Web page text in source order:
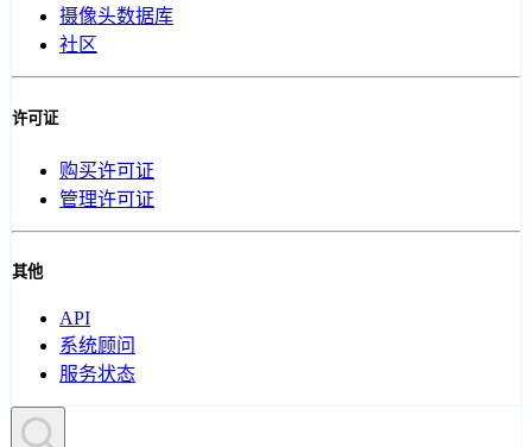
摄像头数据库
社区
许可证
购买许可证
管理许可证
其他
API
系统顾问
服务状态